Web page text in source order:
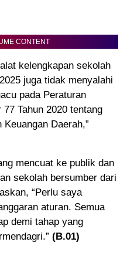
CONTENT
kelengkapan sekolah
juga tidak menyalahi
pada Peraturan
Tahun 2020 tentang
Keuangan Daerah,”
mencuat ke publik dan
sekolah bersumber dari
“Perlu saya
aturan. Semua
demi tahap yang
(B.01)